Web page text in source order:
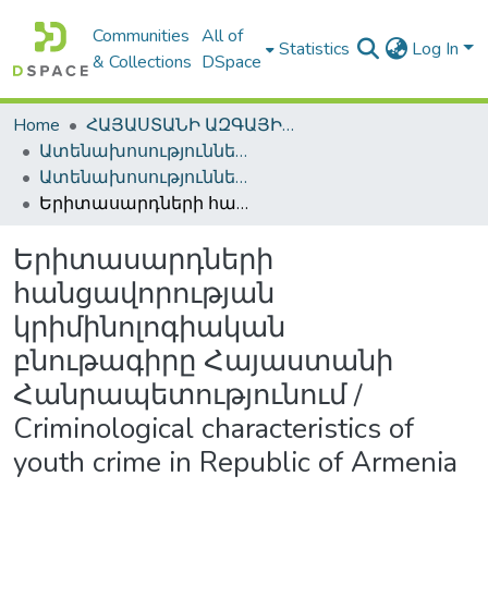
Communities
& Collections
All of
DSpace
Statistics Log In
Home
ՀԱՅԱՍՏԱՆԻ ԱԶԳԱՅԻՆ ԳՐԱԴԱՐԱՆԻ ԹՎԱՅԻՆ ՊԱՀՈՑ / DIGITAL REPOSITORY OF NLA
Ատենախոսություններ և սեղմագրեր / Theses & Abstracts
Ատենախոսություններ և սեղմագրեր / Theses & Abstracts
Երիտասարդների հանցավորության կրիմինոլոգիական բնութագիրը Հայաստանի Հանրապետությունում / Criminological characteristics of youth crime in Republic of Armenia
Երիտասարդների
հանցավորության
կրիմինոլոգիական
բնութագիրը Հայաստանի
Հանրապետությունում /
Criminological characteristics of
youth crime in Republic of Armenia